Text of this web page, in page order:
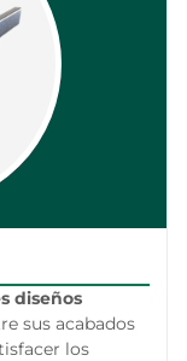
diseños
sus acabados
los